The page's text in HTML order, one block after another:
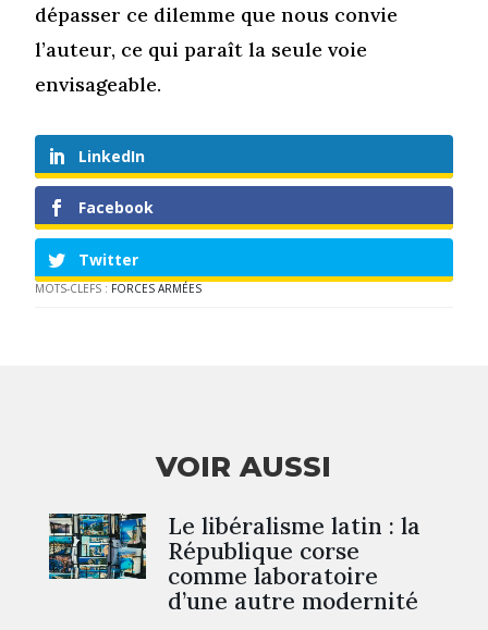
dépasser ce dilemme que nous convie
l’auteur, ce qui paraît la seule voie
envisageable.
LinkedIn
Facebook
Twitter
MOTS-CLEFS : FORCES ARMÉES
VOIR AUSSI
Le libéralisme latin : la
République corse
comme laboratoire
d’une autre modernité